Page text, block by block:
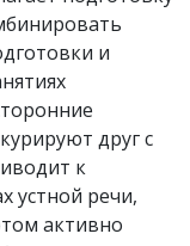
и
друг с
к
устной речи,
активно